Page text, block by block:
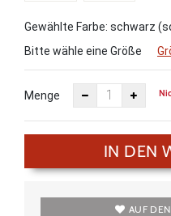
Gewählte Farbe: schwarz
Bitte wähle eine Größe
Menge
IN DEN
AUF